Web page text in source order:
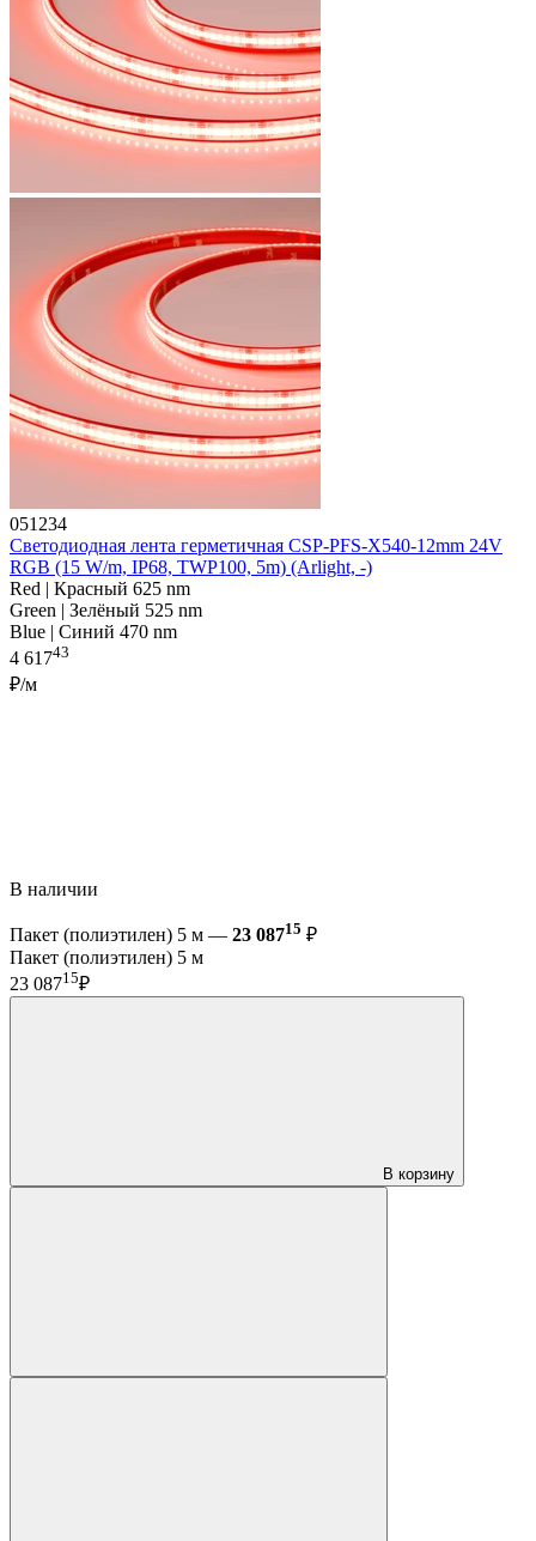
051234
Светодиодная лента герметичная CSP-PFS-X540-12mm 24V
RGB (15 W/m, IP68, TWP100, 5m) (Arlight, -)
Red | Красный 625 nm
Green | Зелёный 525 nm
Blue | Синий 470 nm
4 61743
₽/м
В наличии
Пакет (полиэтилен) 5 м — 23 08715 ₽
Пакет (полиэтилен) 5 м
23 08715₽
В корзину